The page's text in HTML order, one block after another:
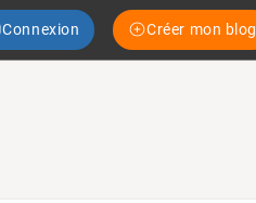
Connexion Créer mon blog